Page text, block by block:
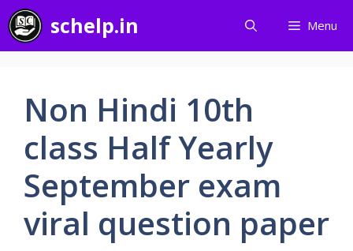
Skip
to
content
schelp.in Menu
Non Hindi 10th
class Half Yearly
September exam
viral question paper